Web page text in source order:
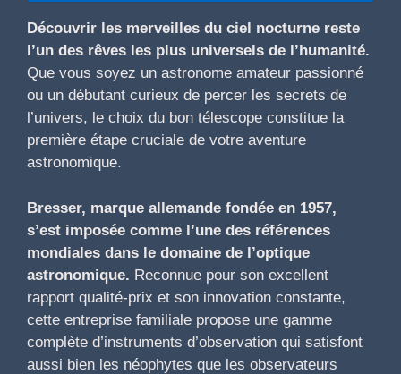
Découvrir les merveilles du ciel nocturne reste
l’un des rêves les plus universels de l’humanité.
Que vous soyez un astronome amateur passionné
ou un débutant curieux de percer les secrets de
l’univers, le choix du bon télescope constitue la
première étape cruciale de votre aventure
astronomique.
Bresser, marque allemande fondée en 1957,
s’est imposée comme l’une des références
mondiales dans le domaine de l’optique
astronomique. Reconnue pour son excellent
rapport qualité-prix et son innovation constante,
cette entreprise familiale propose une gamme
complète d’instruments d’observation qui satisfont
aussi bien les néophytes que les observateurs